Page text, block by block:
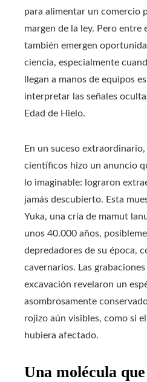
para alimentar un comercio
margen de la ley. Pero entre
también emergen
ciencia, especialmente
llegan a manos de equipos
interpretar las señales
Edad de Hielo.
En un suceso
científicos hizo un anuncio
lo imaginable: lograron
jamás descubierto. Esta
Yuka, una cría de mamut
unos 40.000 años,
depredadores de su época,
cavernarios. Las
excavación revelaron un
asombrosamente
rojizo aún visibles, como si
hubiera afectado.
Una molécula que